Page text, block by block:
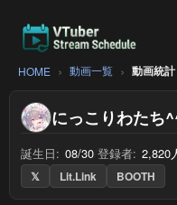
HOME 動画一覧 動画統計
にっこりわたち
誕生日: 08/30 登録者: 2,820
𝕏
Lit.Link BOOTH